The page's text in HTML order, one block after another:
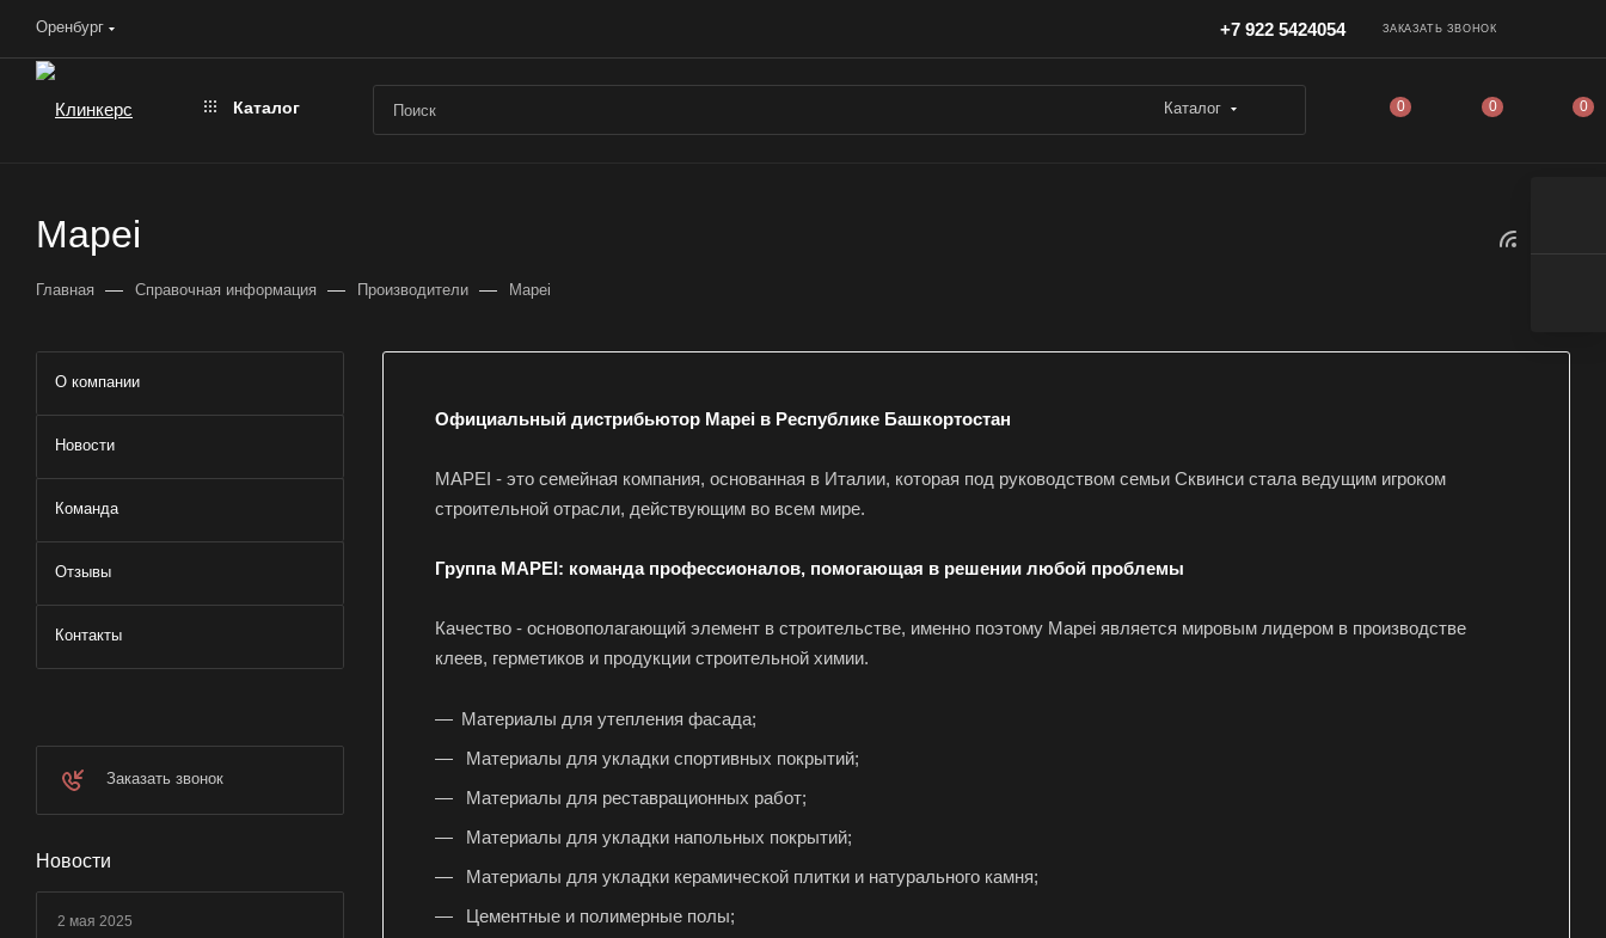
Оренбург +7 922 5424054 ЗАКАЗАТЬ ЗВОНОК
Каталог Каталог 0 0 0
Mapei
Главная — Справочная информация — Производители — Mapei
Официальный дистрибьютор Mapei в Республике Башкортостан
MAPEI - это семейная компания, основанная в Италии, которая под руководством семьи Сквинси стала ведущим игроком
строительной отрасли, действующим во всем мире.
Группа MAPEI: команда профессионалов, помогающая в решении любой проблемы
Качество - основополагающий элемент в строительстве, именно поэтому Mapei является мировым лидером в производстве
клеев, герметиков и продукции строительной химии.
Материалы для утепления фасада;
Материалы для укладки спортивных покрытий;
Материалы для реставрационных работ;
Материалы для укладки напольных покрытий;
Материалы для укладки керамической плитки и натурального камня;
Цементные и полимерные полы;
О компании
Новости
Команда
Отзывы
Контакты
Заказать звонок
Новости
2 мая 2025